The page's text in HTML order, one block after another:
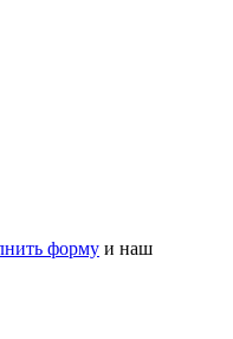
форму и наш